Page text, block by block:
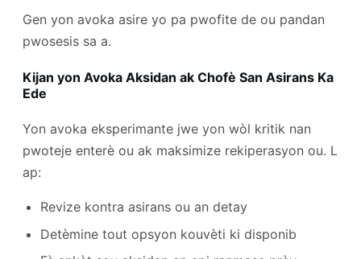
Gen yon avoka asire yo pa pwofite de ou pandan
pwosesis sa a.
Kijan yon Avoka Aksidan ak Chofè San Asirans Ka
Ede
Yon avoka eksperimante jwe yon wòl kritik nan
pwoteje enterè ou ak maksimize rekiperasyon ou. L
ap:
Revize kontra asirans ou an detay
Detèmine tout opsyon kouvèti ki disponib